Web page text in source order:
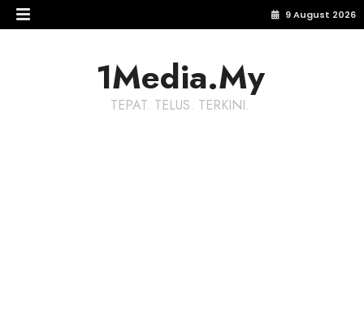
9 August 2026
1Media.My
TEPAT. TELUS. TERKINI.